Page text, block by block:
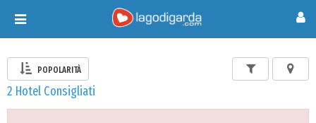
Toggle
navigation
POPOLARITÀ
2 Hotel Consigliati